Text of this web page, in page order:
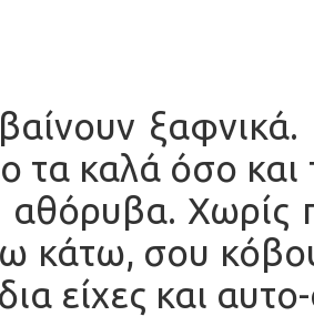
ξαφνικά.
τα καλά όσο
αθόρυβα. Χωρίς
κάτω, σου
είχες και